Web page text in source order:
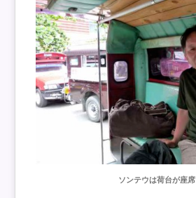
ソンテウは荷台が座席